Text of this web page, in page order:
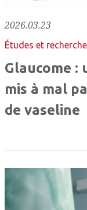
2026.03.23
Études et recherche
Glaucome :
mis à mal
de vaseline